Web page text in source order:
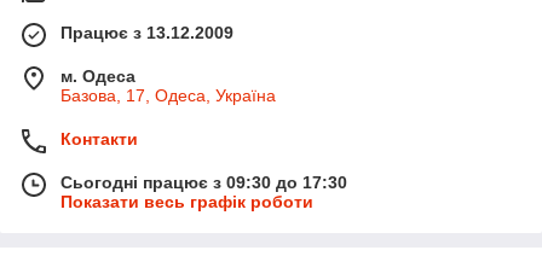
Працює з 13.12.2009
м. Одеса
Базова, 17, Одеса, Україна
Контакти
Сьогодні працює з 09:30 до 17:30
Показати весь графік роботи